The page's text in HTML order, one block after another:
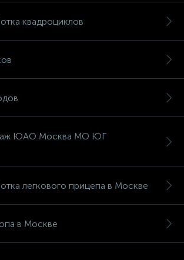
квадроциклов
ЮАО Москва МО ЮГ
легкового прицепа в Москве
в Москве